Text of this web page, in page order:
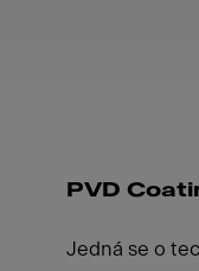
PVD
Jedná se o